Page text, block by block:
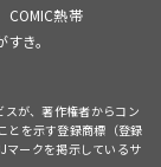
COMIC熱帯
すき。
が、著作権者からコン
とを示す登録商標（登録
マークを掲示しているサ